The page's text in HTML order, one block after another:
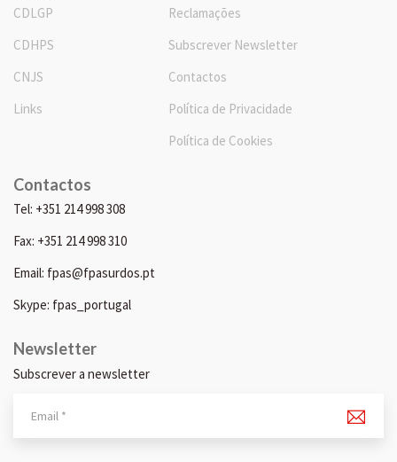
CDLGP
CDHPS
CNJS
Links
Reclamações
Subscrever Newsletter
Contactos
Política de Privacidade
Política de Cookies
Contactos
Tel: +351 214 998 308
Fax: +351 214 998 310
Email: fpas@fpasurdos.pt
Skype: fpas_portugal
Newsletter
Subscrever a newsletter